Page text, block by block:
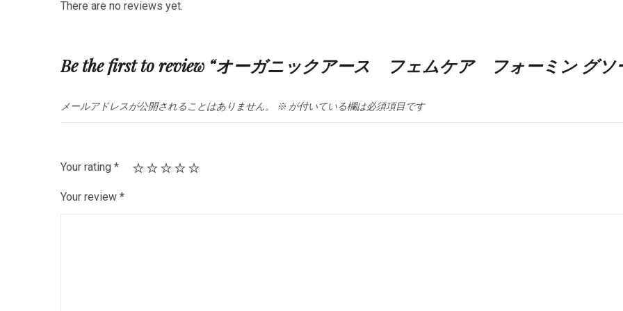
There are no reviews yet.
Be the first to review “オーガニックアース フェムケア フォーミン グソ
メールアドレスが公開されることはありません。 ※ が付いている欄は必須項目です
Your rating *
Your review *